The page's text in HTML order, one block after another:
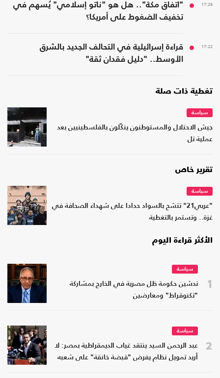
17:26
"اتفاق مكة".. هل هو "ناتو إسلامي" يُسهم في
تخفيف الضغوط على أمريكا؟
17:22
قراءة إسرائيلية في التحالف الجديد بالشرق
الأوسط.. "دليل فقدان ثقة"
تغطية ذات صلة
سياسة
جيش الاحتلال والمستوطنون ينكّلون بالفلسطينيين بعد
عملية تل
تقرير خاص
سياسة
"عربي21" تتشح بالسواد حدادا على شهداء الصحافة في
غزة.. وتستمر بالتغطية
الأكثر قراءة اليوم
1
سياسة
تدشين حكومة ظل مصرية في الخارج بمشاركة
"تكنوقراط" ومعارضين
2
سياسة
عبد الرحمن السيد ينتقد غياب الديمقراطية بمصر: لا
أريد تمويل نظام يفرض "قبضة خانقة" على شعبه